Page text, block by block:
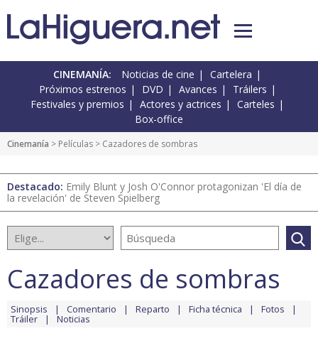
CINEMANÍA: Noticias de cine
Cartelera
Próximos estrenos
DVD Avances
Tráilers
Festivales y premios
Actores y actrices
Carteles
Box-office
Cinemanía > Películas > Cazadores de sombras
Destacado: Emily Blunt y Josh O'Connor protagonizan 'El día de
la revelación' de Steven Spielberg
Cazadores de sombras
Sinopsis Comentario Reparto Ficha técnica Fotos
Tráiler Noticias